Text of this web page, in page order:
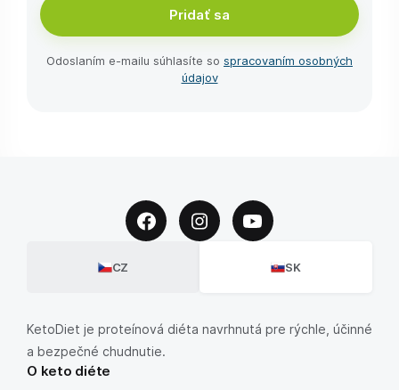
Pridať sa
Odoslaním e-⁠mailu súhlasíte so spracovaním osobných
údajov
CZ SK
KetoDiet je proteínová diéta navrhnutá pre rýchle, účinné
a bezpečné chudnutie.
O keto diéte